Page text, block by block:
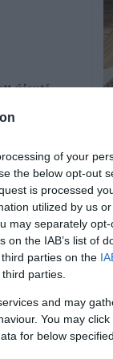
of your
the below opt-out
is processed
utilized by us
may separately
the IAB’s list of
parties on the
parties.
and may
You may
for below
újautó,
formájú
és egy 70